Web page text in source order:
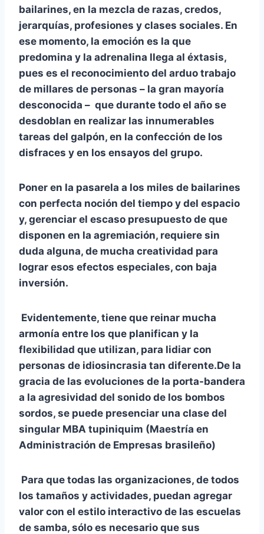
bailarines, en la mezcla de razas, credos,
jerarquías, profesiones y clases sociales. En
ese momento, la emoción es la que
predomina y la adrenalina llega al éxtasis,
pues es el reconocimiento del arduo trabajo
de millares de personas – la gran mayoría
desconocida – que durante todo el año se
desdoblan en realizar las innumerables
tareas del galpón, en la confección de los
disfraces y en los ensayos del grupo.
Poner en la pasarela a los miles de bailarines
con perfecta noción del tiempo y del espacio
y, gerenciar el escaso presupuesto de que
disponen en la agremiación, requiere sin
duda alguna, de mucha creatividad para
lograr esos efectos especiales, con baja
inversión.
Evidentemente, tiene que reinar mucha
armonía entre los que planifican y la
flexibilidad que utilizan, para lidiar con
personas de idiosincrasia tan diferente.De la
gracia de las evoluciones de la porta-bandera
a la agresividad del sonido de los bombos
sordos, se puede presenciar una clase del
singular MBA tupiniquim (Maestría en
Administración de Empresas brasileño)
Para que todas las organizaciones, de todos
los tamaños y actividades, puedan agregar
valor con el estilo interactivo de las escuelas
de samba, sólo es necesario que sus